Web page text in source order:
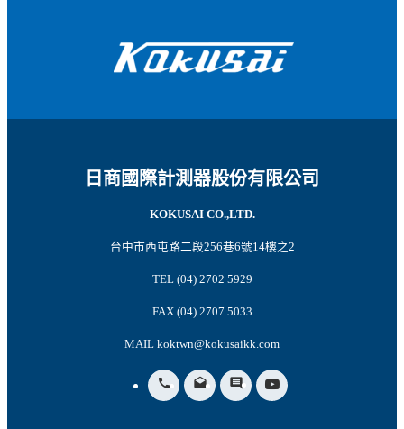
日商國際計測器股份有限公司
KOKUSAI CO.,LTD.
台中市西屯路二段256巷6號14樓之2
TEL (04) 2702 5929
FAX (04) 2707 5033
MAIL koktwn@kokusaikk.com
call drafts insert_comment